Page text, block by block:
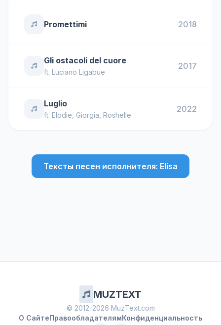
Promettimi 2018
Gli ostacoli del cuore
ft. Luciano Ligabue
2017
Luglio
ft. Elodie Giorgia Roshelle
2022
Тексты песен исполнителя: Elisa
MUZTEXT
© 2012-2026 MuzText.com
О СайтеПравообладателямКонфиденциальность